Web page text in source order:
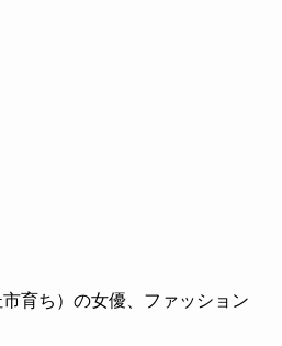
育ち）の女優、ファッション